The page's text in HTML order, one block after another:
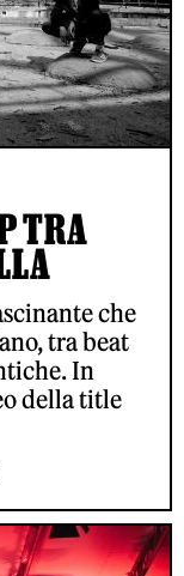
TRA
che
tra beat
In
della title